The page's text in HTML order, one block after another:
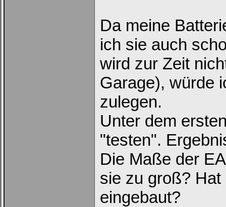
Da meine
ich sie auch
wird zur Zeit
Garage), würde
zulegen.
Unter dem
"testen".
Die Maße der
sie zu groß?
eingebaut?